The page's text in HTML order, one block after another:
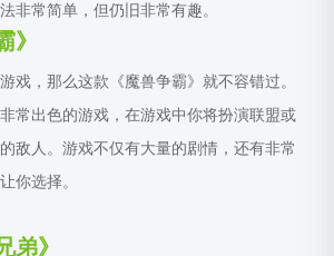
非常简单，但仍旧非常有趣。
》
戏，那么这款《魔兽争霸》就不容错过。
常出色的游戏，在游戏中你将扮演联盟或
敌人。游戏不仅有大量的剧情，还有非常
你选择。
弟》